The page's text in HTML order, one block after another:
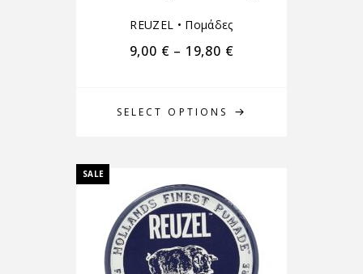
SELECT OPTIONS
REUZEL • Πομάδες
9,00 € – 19,80 €
SALE